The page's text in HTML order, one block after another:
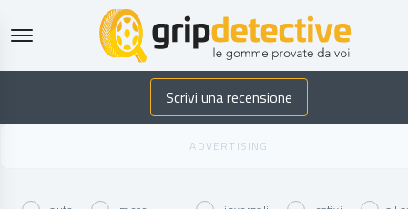
GripDetective
Scrivi una recensione